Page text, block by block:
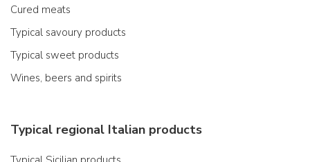
Cured meats
Typical savoury products
Typical sweet products
Wines, beers and spirits
Typical regional Italian products